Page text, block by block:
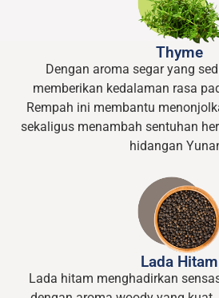
Thyme
Dengan aroma segar yang
memberikan kedalaman rasa
Rempah ini membantu
sekaligus menambah sentuhan
hidangan
Lada Hitam
Lada hitam menghadirkan